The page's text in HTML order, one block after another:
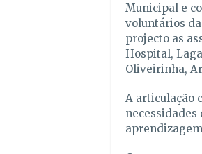
Municipal e
voluntários
projecto as
Hospital,
Oliveirinha,
A articulação